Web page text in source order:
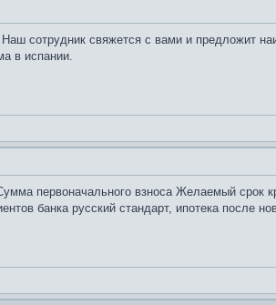
сотрудник свяжется с вами и предложит
в испании.
первоначального взноса Желаемый срок
банка русский стандарт, ипотека после